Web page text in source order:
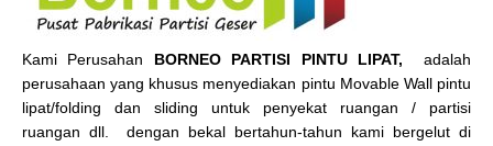
Kami Perusahan BORNEO PARTISI PINTU LIPAT, adalah
perusahaan yang khusus menyediakan pintu Movable Wall pintu
lipat/folding dan sliding untuk penyekat ruangan / partisi
ruangan dll. dengan bekal bertahun-tahun kami bergelut di